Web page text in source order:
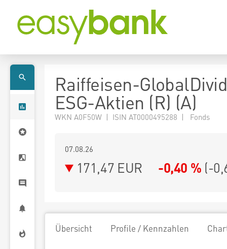
Raiffeisen-
ESG-Aktien (R) (A)
WKN A0F50W | ISIN AT0000495288 | Fonds
07.08.26
171,47 EUR -0,40 % (-
Übersicht Profile / Kennzahlen